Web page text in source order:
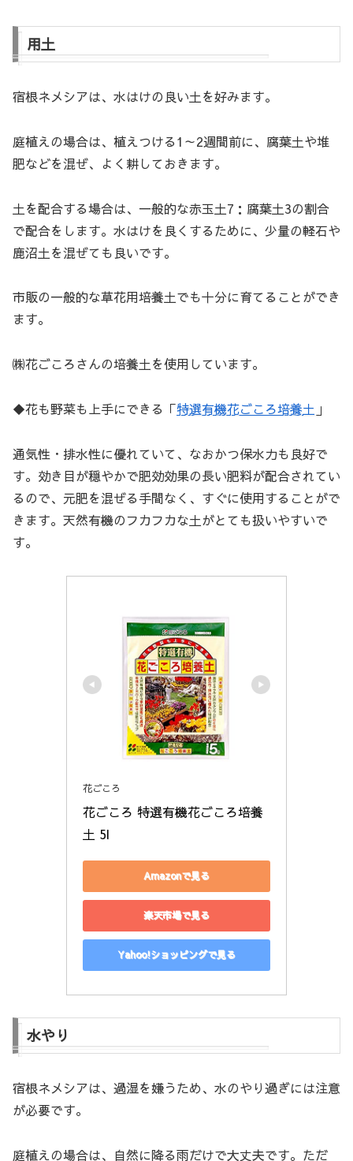
用土
宿根ネメシアは、水はけの良い土を好みます。
庭植えの場合は、植えつける1～2週間前に、腐葉土や堆
肥などを混ぜ、よく耕しておきます。
土を配合する場合は、一般的な赤玉土7：腐葉土3の割合
で配合をします。水はけを良くするために、少量の軽石や
鹿沼土を混ぜても良いです。
市販の一般的な草花用培養土でも十分に育てることができ
ます。
㈱花ごころさんの培養土を使用しています。
◆花も野菜も上手にできる「特選有機花ごころ培養土 」
通気性・排水性に優れていて、なおかつ保水力も良好で
す。効き目が穏やかで肥効効果の長い肥料が配合されてい
るので、元肥を混ぜる手間なく、すぐに使用することがで
きます。天然有機のフカフカな土がとても扱いやすいで
す。
花ごころ
花ごころ 特選有機花ごころ培養
土 5l
Amazonで見る
楽天市場で見る
Yahoo!ショッピングで見る
水やり
宿根ネメシアは、過湿を嫌うため、水のやり過ぎには注意
が必要です。
庭植えの場合は、自然に降る雨だけで大丈夫です。ただ